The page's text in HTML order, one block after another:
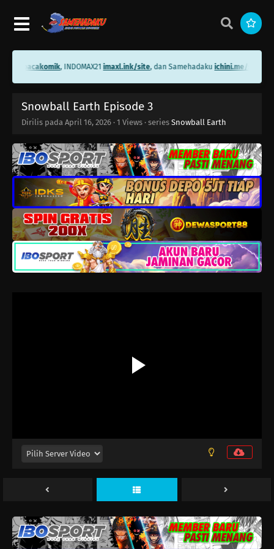
bacakomik, INDOMAX21imaxl.ink/site, dan Samehadakuichini.me/
Snowball Earth Episode 3
Dirilis pada April 16, 2026 · 1 Views · series Snowball Earth
Snowball Earth Episode 12
Eps 9 - Mei 28, 2026